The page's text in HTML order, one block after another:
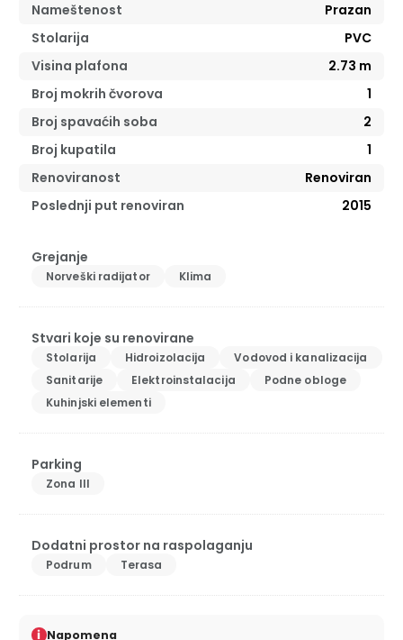
Nameštenost
Prazan
Stolarija
PVC
Visina plafona
2.73 m
Broj mokrih čvorova
1
Broj spavaćih soba
2
Broj kupatila
1
Renoviranost
Renoviran
Poslednji put renoviran
2015
Grejanje
Norveški radijator Klima
Stvari koje su renovirane
Stolarija Hidroizolacija
Vodovod i kanalizacija
Sanitarije
Elektroinstalacija
Podne obloge
Kuhinjski elementi
Parking
Zona III
Dodatni prostor na raspolaganju
Podrum Terasa
i Napomena